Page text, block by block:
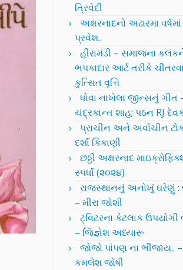
ત્રિવેદી
અક્ષરનાદનો અઢારમા વર્ષમાં
પ્રવેશ..
હીરામંડી – સમાજના
ભપકાદાર આર્ટ તરીકે
કુત્સિત વૃત્તિ
ધોવા નાખેલા જીન્સનું ગીત
ચંદ્રકાન્ત શાહ; પઠન RJ
પ્રાચીન અને અર્વાચીન
દર્શા કિકાણી
છઠ્ઠી અક્ષરનાદ
સ્પર્ધા (૨૦૨૪)
રાજસ્થાનનું અનોખું ઘરેણું :
– મીરા જોશી
ટ્વિટરના કેટલાક ઉપયોગી
– જિજ્ઞેશ અધ્યારૂ
જોજો પાંપણ ના ભીંજાય.. –
કમલેશ જોષી